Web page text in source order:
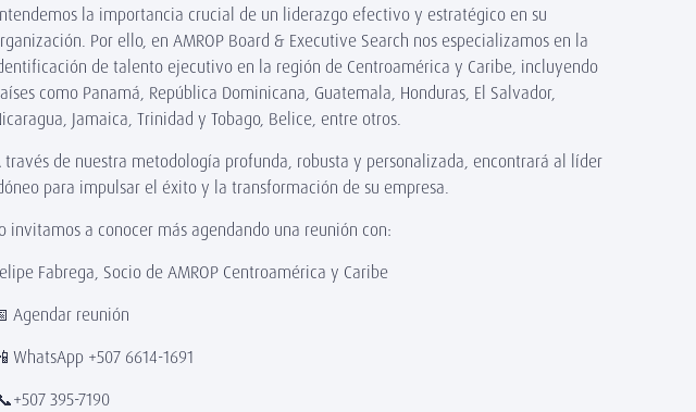
la importancia crucial de un liderazgo efectivo y estratégico en su
Por ello, en AMROP Board & Executive Search nos especializamos en la
de talento ejecutivo en la región de Centroamérica y Caribe, incluyendo
como Panamá, República Dominicana, Guatemala, Honduras, El Salvador,
Jamaica, Trinidad y Tobago, Belice, entre otros.
través de nuestra metodología profunda, robusta y personalizada, encontrará al líder
para impulsar el éxito y la transformación de su empresa.
invitamos a conocer más agendando una reunión con:
Fabrega, Socio de AMROP Centroamérica y Caribe
Agendar reunión
WhatsApp +507 6614-1691
395-7190